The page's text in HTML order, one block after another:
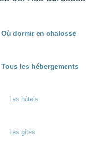
Où dormir en chalosse
Tous les hébergements
Les hôtels
Les gîtes
69▒▒
la veille de
nous